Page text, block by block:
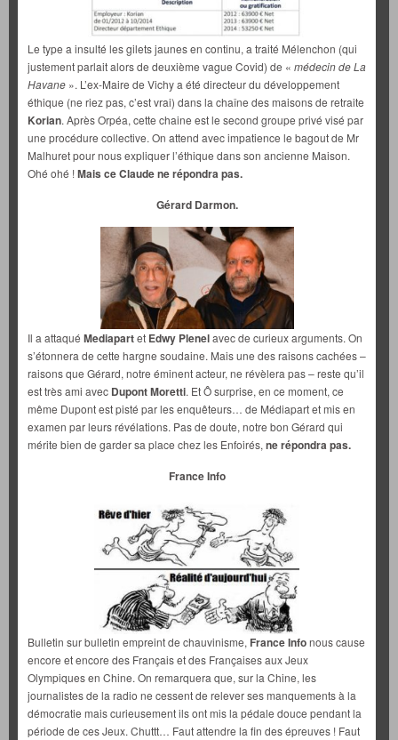
Le type a insulté les gilets jaunes en continu, a traité Mélenchon (qui
justement parlait alors de deuxième vague Covid) de « médecin de La
Havane ». L’ex-Maire de Vichy a été directeur du développement
éthique (ne riez pas, c’est vrai) dans la chaîne des maisons de retraite
Korian. Après Orpéa, cette chaine est le second groupe privé visé par
une procédure collective. On attend avec impatience le bagout de Mr
Malhuret pour nous expliquer l’éthique dans son ancienne Maison.
Ohé ohé !Mais ce Claude ne répondra pas.
Gérard Darmon.
Il a attaqué Mediapartet Edwy Plenelavec de curieux arguments. On
s’étonnera de cette hargne soudaine. Mais une des raisons cachées –
raisons que Gérard, notre éminent acteur, ne révèlera pas – reste qu’il
est très ami avec Dupont Moretti. Et Ô surprise, en ce moment, ce
même Dupont est pisté par les enquêteurs… de Médiapart et mis en
examen par leurs révélations. Pas de doute, notre bon Gérard qui
mérite bien de garder sa place chez les Enfoirés, ne répondra pas.
France Info
Bulletin sur bulletin empreint de chauvinisme, France Infonous cause
encore et encore des Français et des Françaises aux Jeux
Olympiques en Chine. On remarquera que, sur la Chine, les
journalistes de la radio ne cessent de relever ses manquements à la
démocratie mais curieusement ils ont mis la pédale douce pendant la
période de ces Jeux. Chuttt… Faut attendre la fin des épreuves ! Faut